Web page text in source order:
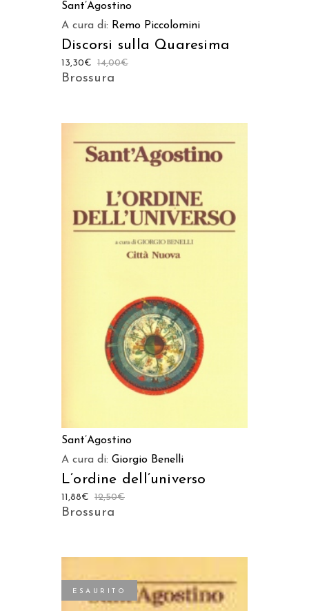
Sant’Agostino
A cura di: Remo Piccolomini
Discorsi sulla Quaresima
14,00€
13,30€
Brossura
Sant’Agostino
A cura di: Giorgio Benelli
L’ordine dell’universo
12,50€
11,88€
Brossura
ESAURITO